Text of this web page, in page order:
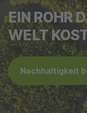
EIN ROHR
WELT
Nachhaltigkeit